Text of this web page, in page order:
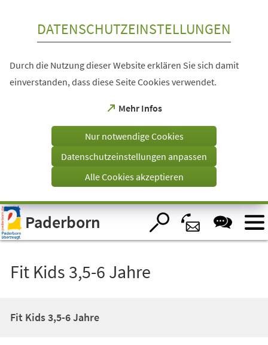
Visuelle
Assistenzsoftware
öffnen.
DATENSCHUTZEINSTELLUNGEN
Durch die Nutzung dieser Website erklären Sie sich damit
einverstanden, dass diese Seite Cookies verwendet.
Mehr Infos
(Öffnet
einem
Tab)
Nur notwendige Cookies
Datenschutzeinstellungen anpassen
Alle Cookies akzeptieren
Paderborn
Fit Kids 3,5-6 Jahre
Fit Kids 3,5-6 Jahre